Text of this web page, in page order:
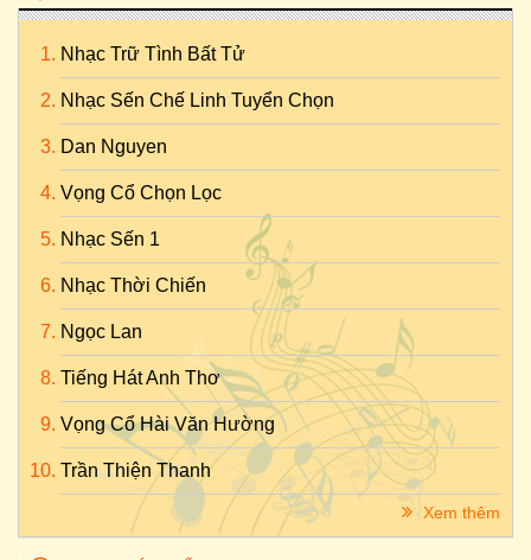
Nhạc Trữ Tình Bất Tử
Nhạc Sến Chế Linh Tuyển Chọn
Dan Nguyen
Vọng Cổ Chọn Lọc
Nhạc Sến 1
Nhạc Thời Chiến
Ngọc Lan
Tiếng Hát Anh Thơ
Vọng Cổ Hài Văn Hường
Trần Thiện Thanh
Xem thêm